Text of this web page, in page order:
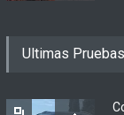
7
Ultimas Pruebas